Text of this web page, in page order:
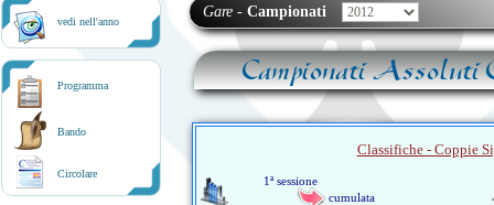
vedi nell'anno
Programma
Bando
Circolare
Gare - Campionati
Campionati Assoluti
Classifiche - Coppie
1ª sessione
cumulata